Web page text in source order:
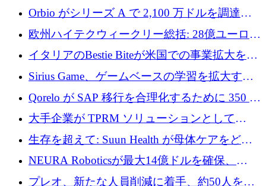
アグリテクノロジーのイノベーションを支援
するファンド III の初回クローズ額が 1 億ドル
に到達
Orbio がシリーズ A で 2,100 万ドルを調達、
AI 労働力管理を世界の最前線の労働者に提供
欧州ハイテクウィークリー総括: 28億ユーロの
取引と5月のハイライト
イタリアのBestie Biteが米国での事業拡大を加
速するために150万ユーロを調達
Sirius Game、ゲームベースの学習を拡大する
ために 130 万ユーロの資金調達を完了
Qorelo が SAP 移行を合理化するために 350 万
ドルを調達
大手企業が TPRM ソリューションとして
Vanta を選択する理由
生存を超えて: Suun Health が母体ケアをどの
ように再考しているか
NEURA Roboticsが最大14億ドルを確保、
Bending Spoonsが米国IPOを申請、英国首相が
プレオ、新たな人員削減に着手、約50人を解